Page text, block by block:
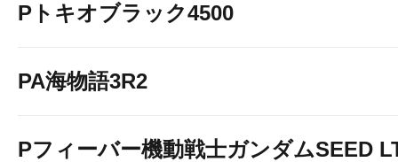
Pトキオブラック4500
PA海物語3R2
Pフィーバー機動戦士ガンダムSEED